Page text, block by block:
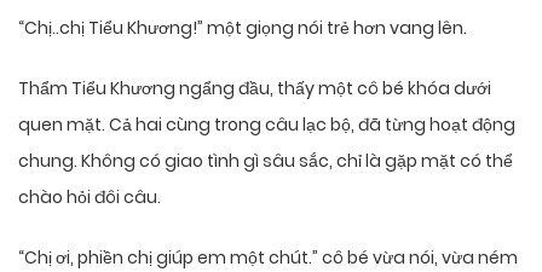
“Chị..chị Tiểu Khương!” một giọng nói trẻ hơn vang lên.
Thẩm Tiểu Khương ngẩng đầu, thấy một cô bé khóa dưới
quen mặt. Cả hai cùng trong câu lạc bộ, đã từng hoạt động
chung. Không có giao tình gì sâu sắc, chỉ là gặp mặt có thể
chào hỏi đôi câu.
“Chị ơi, phiền chị giúp em một chút.” cô bé vừa nói, vừa ném